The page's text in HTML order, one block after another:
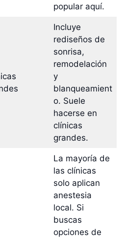
popular aquí.
Incluye
rediseños de
sonrisa,
remodelación
y
blanqueamient
o. Suele
hacerse en
clínicas
grandes.
La mayoría de
las clínicas
solo aplican
anestesia
local. Si
buscas
opciones de